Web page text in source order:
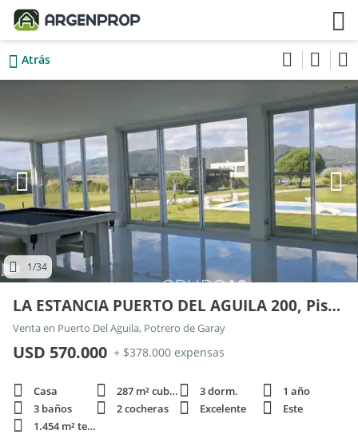
Atrás
1/34
LA ESTANCIA PUERTO DEL AGUILA 200, Piso Rut
Venta en Puerto Del Aguila, Potrero de Garay
USD 570.000 + $378.000 expensas
Casa 287 m² cubie. 3 dorm.
1 año
3 baños
2 cocheras Excelente
Este
1.454 m² terren.